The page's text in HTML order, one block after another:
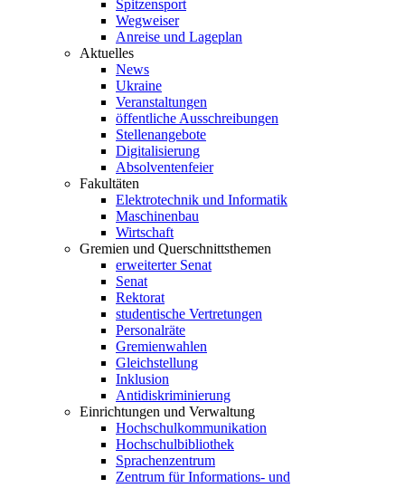
Spitzensport
Wegweiser
Anreise und Lageplan
Aktuelles
News
Ukraine
Veranstaltungen
öffentliche Ausschreibungen
Stellenangebote
Digitalisierung
Absolventenfeier
Fakultäten
Elektrotechnik und Informatik
Maschinenbau
Wirtschaft
Gremien und Querschnittsthemen
erweiterter Senat
Senat
Rektorat
studentische Vertretungen
Personalräte
Gremienwahlen
Gleichstellung
Inklusion
Antidiskriminierung
Einrichtungen und Verwaltung
Hochschulkommunikation
Hochschulbibliothek
Sprachenzentrum
Zentrum für Informations- und